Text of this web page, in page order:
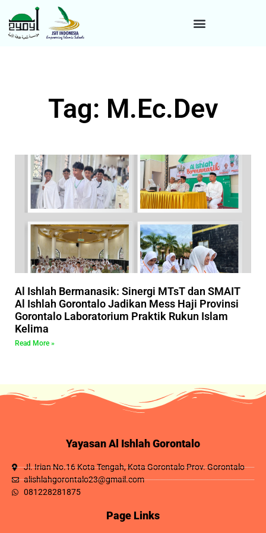
Tag: M.Ec.Dev
Al Ishlah Bermanasik: Sinergi MTsT dan SMAIT
Al Ishlah Gorontalo Jadikan Mess Haji Provinsi
Gorontalo Laboratorium Praktik Rukun Islam
Kelima
Read More »
Yayasan Al Ishlah Gorontalo
Jl. Irian No.16 Kota Tengah, Kota Gorontalo Prov. Gorontalo
alishlahgorontalo23@gmail.com
081228281875
Page Links